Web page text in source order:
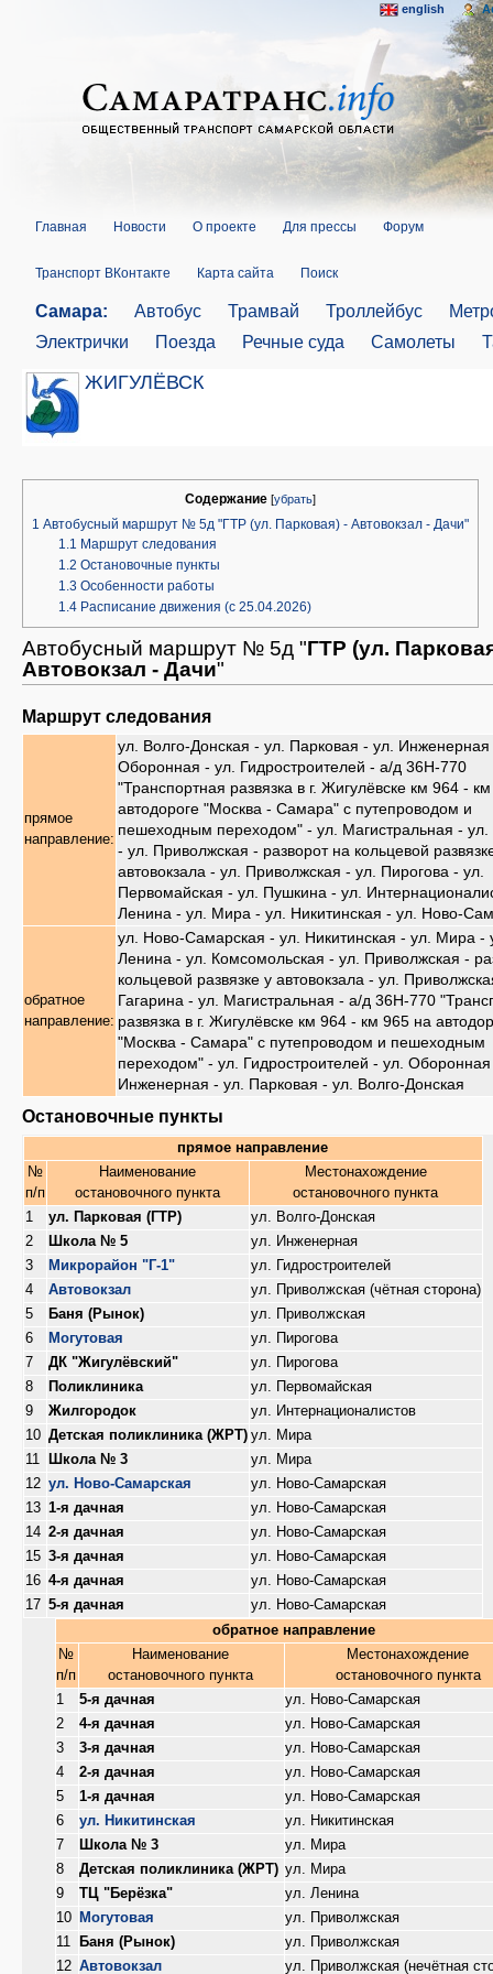
Главная Новости О проекте Для прессы Форум
Транспорт ВКонтакте Карта сайта Поиск
Самара: Автобус Трамвай Троллейбус
Электрички
Поезда Речные суда Самолеты
ЖИГУЛЁВСК
Содержание [убрать]
1 Автобусный маршрут № 5д "ГТР (ул. Парковая) - Автовокзал - Дачи"
1.1 Маршрут следования
1.2 Остановочные пункты
1.3 Особенности работы
1.4 Расписание движения (с 25.04.2026)
Автобусный маршрут № 5д "ГТР (ул.
Автовокзал - Дачи"
Маршрут следования
прямое
направление:
ул. Волго-Донская - ул. Парковая - ул. Инженерная
Оборонная - ул. Гидростроителей - а/д 36Н-770
"Транспортная развязка в г. Жигулёвске км 964 -
автодороге "Москва - Самара" с путепроводом и
пешеходным переходом" - ул. Магистральная - ул.
- ул. Приволжская - разворот на кольцевой
автовокзала - ул. Приволжская - ул. Пирогова - ул.
Первомайская - ул. Пушкина - ул.
Ленина - ул. Мира - ул. Никитинская - ул. Ново-
обратное
направление:
ул. Ново-Самарская - ул. Никитинская - ул. Мира -
Ленина - ул. Комсомольская - ул. Приволжская -
кольцевой развязке у автовокзала - ул.
Гагарина - ул. Магистральная - а/д 36Н-770
развязка в г. Жигулёвске км 964 - км 965 на
"Москва - Самара" с путепроводом и пешеходным
переходом" - ул. Гидростроителей - ул.
Инженерная - ул. Парковая - ул. Волго-Донская
Остановочные пункты
прямое направление
№
п/п
Наименование
остановочного пункта
Местонахождение
остановочного пункта
1
ул. Парковая (ГТР)
ул. Волго-Донская
2
Школа № 5
ул. Инженерная
3
Микрорайон "Г-1"
ул. Гидростроителей
4
Автовокзал
ул. Приволжская (чётная сторона)
5
Баня (Рынок)
ул. Приволжская
6
Могутовая
ул. Пирогова
7
ДК "Жигулёвский"
ул. Пирогова
8
Поликлиника
ул. Первомайская
9
Жилгородок
ул. Интернационалистов
10 Детская поликлиника (ЖРТ) ул. Мира
11
Школа № 3
ул. Мира
12 ул. Ново-Самарская
ул. Ново-Самарская
13 1-я дачная
ул. Ново-Самарская
14 2-я дачная
ул. Ново-Самарская
15 3-я дачная
ул. Ново-Самарская
16 4-я дачная
ул. Ново-Самарская
17 5-я дачная
ул. Ново-Самарская
обратное направление
№
п/п
Наименование
остановочного пункта
Местонахождение
остановочного пункта
1
5-я дачная
ул. Ново-Самарская
2
4-я дачная
ул. Ново-Самарская
3
3-я дачная
ул. Ново-Самарская
4
2-я дачная
ул. Ново-Самарская
5
1-я дачная
ул. Ново-Самарская
6
ул. Никитинская
ул. Никитинская
7
Школа № 3
ул. Мира
8
Детская поликлиника (ЖРТ) ул. Мира
9
ТЦ "Берёзка"
ул. Ленина
10
Могутовая
ул. Приволжская
11
Баня (Рынок)
ул. Приволжская
12 Автовокзал ул. Приволжская (нечётная
english